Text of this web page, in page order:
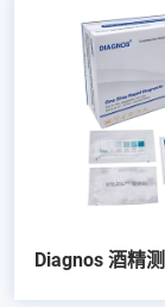
Diagnos 酒精